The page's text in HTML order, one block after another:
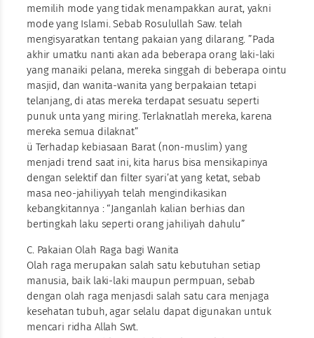
memilih mode yang tidak menampakkan aurat, yakni
mode yang Islami. Sebab Rosulullah Saw. telah
mengisyaratkan tentang pakaian yang dilarang. ”Pada
akhir umatku nanti akan ada beberapa orang laki-laki
yang manaiki pelana, mereka singgah di beberapa ointu
masjid, dan wanita-wanita yang berpakaian tetapi
telanjang, di atas mereka terdapat sesuatu seperti
punuk unta yang miring. Terlaknatlah mereka, karena
mereka semua dilaknat”
ü Terhadap kebiasaan Barat (non-muslim) yang
menjadi trend saat ini, kita harus bisa mensikapinya
dengan selektif dan filter syari’at yang ketat, sebab
masa neo-jahiliyyah telah mengindikasikan
kebangkitannya : “Janganlah kalian berhias dan
bertingkah laku seperti orang jahiliyah dahulu”
C. Pakaian Olah Raga bagi Wanita
Olah raga merupakan salah satu kebutuhan setiap
manusia, baik laki-laki maupun permpuan, sebab
dengan olah raga menjasdi salah satu cara menjaga
kesehatan tubuh, agar selalu dapat digunakan untuk
mencari ridha Allah Swt.